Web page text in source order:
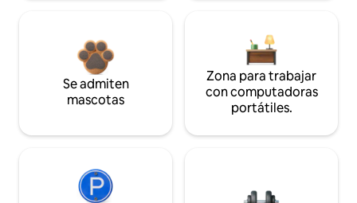
Se admiten
mascotas
Zona para trabajar
con computadoras
portátiles.